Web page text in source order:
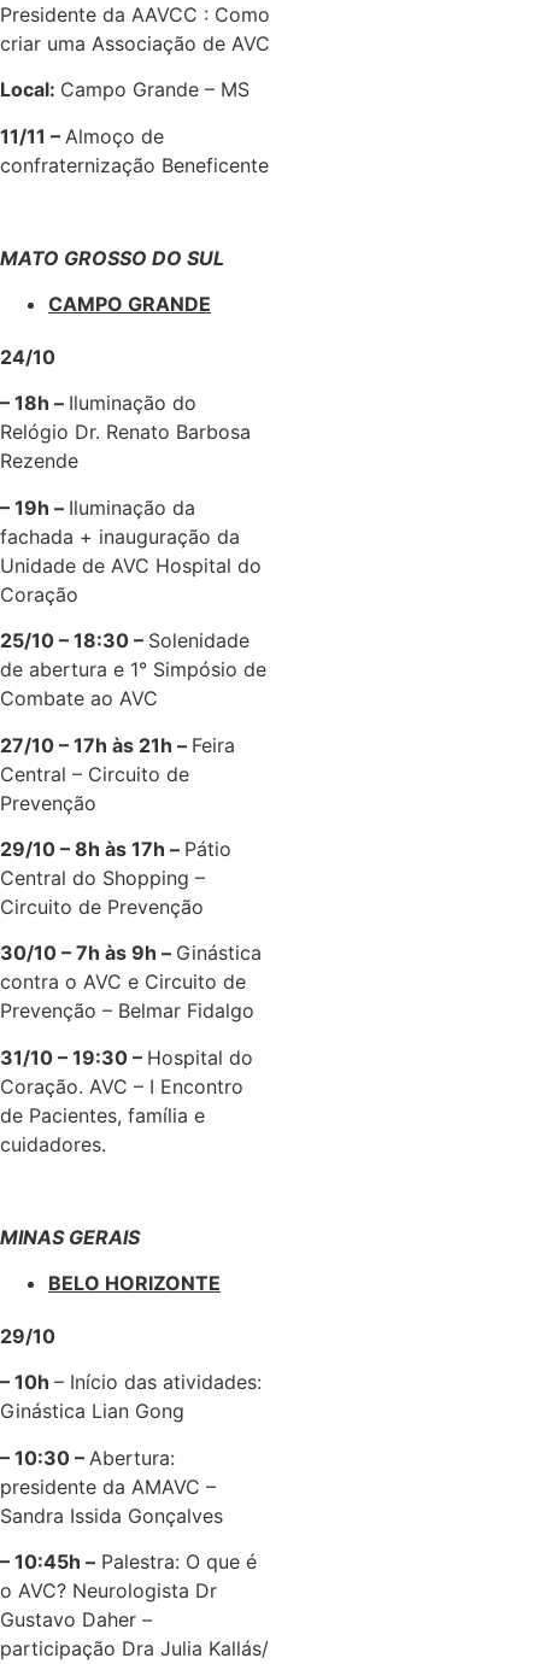
Presidente da AAVCC : Como
criar uma Associação de AVC
Local: Campo Grande – MS
11/11 – Almoço de
confraternização Beneficente
MATO GROSSO DO SUL
CAMPO GRANDE
24/10
– 18h – Iluminação do
Relógio Dr. Renato Barbosa
Rezende
– 19h – Iluminação da
fachada + inauguração da
Unidade de AVC Hospital do
Coração
25/10 – 18:30 – Solenidade
de abertura e 1° Simpósio de
Combate ao AVC
27/10 – 17h às 21h – Feira
Central – Circuito de
Prevenção
29/10 – 8h às 17h – Pátio
Central do Shopping –
Circuito de Prevenção
30/10 – 7h às 9h – Ginástica
contra o AVC e Circuito de
Prevenção – Belmar Fidalgo
31/10 – 19:30 – Hospital do
Coração. AVC – I Encontro
de Pacientes, família e
cuidadores.
MINAS GERAIS
BELO HORIZONTE
29/10
– 10h – Início das atividades:
Ginástica Lian Gong
– 10:30 – Abertura:
presidente da AMAVC –
Sandra Issida Gonçalves
– 10:45h – Palestra: O que é
o AVC? Neurologista Dr
Gustavo Daher –
participação Dra Julia Kallás/